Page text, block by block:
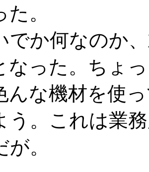
。
でか何なのか
なった。ちょ
んな機材を使
う。これは業
。